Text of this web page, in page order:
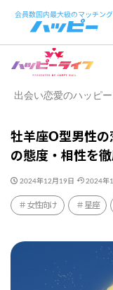
出会い恋愛のハッピ
牡羊座O型男性
の態度・相性を
2024年12月19日 2024年
女性向け 星座